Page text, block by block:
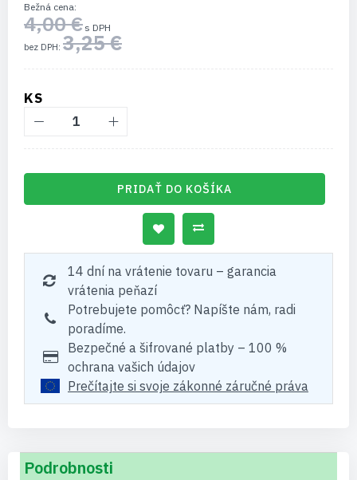
Bežná cena
4,00 €
3,25 €
KS
PRIDAŤ DO KOŠÍKA
14 dní na vrátenie tovaru – garancia
vrátenia peňazí
Potrebujete pomôcť? Napíšte nám, radi
poradíme.
Bezpečné a šifrované platby – 100 %
ochrana vašich údajov
Prečítajte si svoje zákonné záručné práva
Podrobnosti